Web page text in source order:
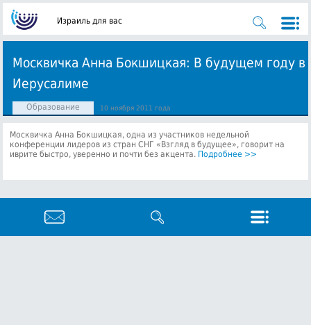
Израиль для вас
Москвичка Анна Бокшицкая: В будущем году в
Иерусалиме
Образование 10 ноября 2011 года
Москвичка Анна Бокшицкая, одна из участников недельной
конференции лидеров из стран СНГ «Взгляд в будущее», говорит на
иврите быстро, уверенно и почти без акцента. Подробнее >>